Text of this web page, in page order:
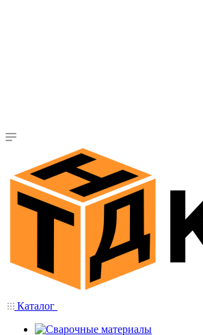
Каталог